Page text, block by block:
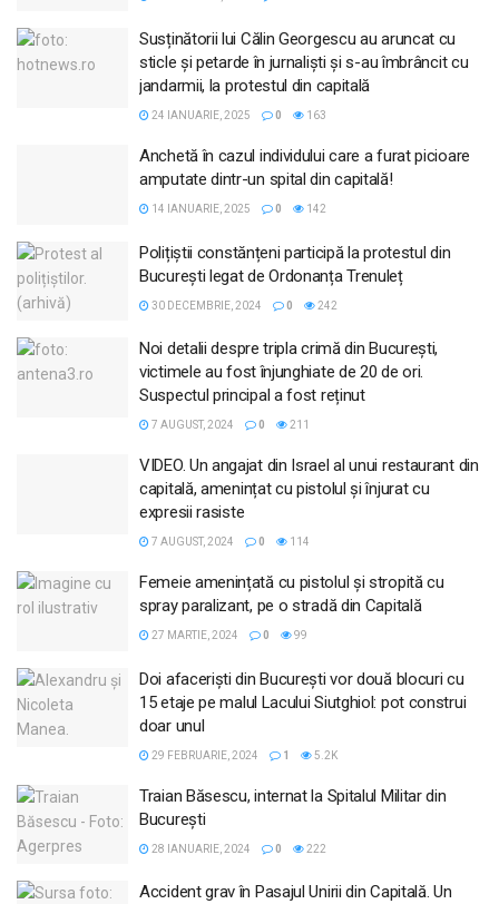
Susținătorii lui Călin Georgescu au aruncat cu
sticle și petarde în jurnaliști și s-au îmbrâncit cu
jandarmii, la protestul din capitală
24 IANUARIE, 2025 0 163
Anchetă în cazul individului care a furat picioare
amputate dintr-un spital din capitală!
14 IANUARIE, 2025 0 142
Polițiștii constănțeni participă la protestul din
București legat de Ordonanța Trenuleț
30 DECEMBRIE, 2024 0 242
Noi detalii despre tripla crimă din București,
victimele au fost înjunghiate de 20 de ori.
Suspectul principal a fost reținut
7 AUGUST, 2024 0 211
VIDEO. Un angajat din Israel al unui restaurant din
capitală, amenințat cu pistolul și înjurat cu
expresii rasiste
7 AUGUST, 2024 0 114
Femeie amenințată cu pistolul și stropită cu
spray paralizant, pe o stradă din Capitală
27 MARTIE, 2024 0 99
Doi afaceriști din București vor două blocuri cu
15 etaje pe malul Lacului Siutghiol: pot construi
doar unul
29 FEBRUARIE, 2024 1 5.2K
Traian Băsescu, internat la Spitalul Militar din
Bucureşti
28 IANUARIE, 2024 0 222
Accident grav în Pasajul Unirii din Capitală. Un